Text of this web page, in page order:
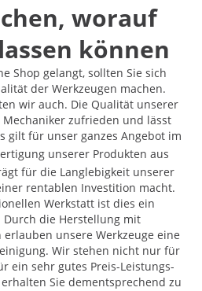
worauf
können
Shop gelangt, sollten Sie sich
der Werkzeugen machen.
wir auch. Die Qualität unserer
zufrieden und lässt
gilt für unser ganzes Angebot im
unserer Produkten aus
für die Langlebigkeit unserer
rentablen Investition macht.
Werkstatt ist dies ein
Durch die Herstellung mit
unsere Werkzeuge eine
Wir stehen nicht nur für
ein sehr gutes Preis-Leistungs-
Sie dementsprechend zu